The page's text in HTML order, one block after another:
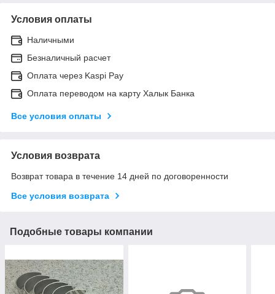
Условия оплаты
Наличными
Безналичный расчет
Оплата через Kaspi Pay
Оплата переводом на карту Халык Банка
Все условия оплаты
Условия возврата
Возврат товара в течение 14 дней по договоренности
Все условия возврата
Подобные товары компании